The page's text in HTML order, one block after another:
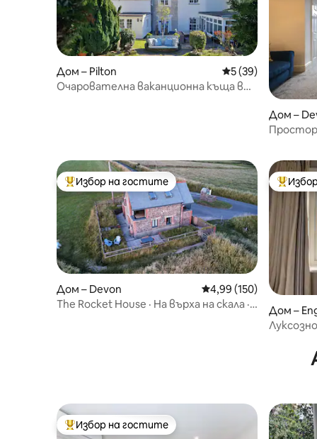
Дом – Pilton Средна оценка: 5
5 (39)
Очарователна ваканционна къща в
Дом –
Най-популярен избор на гостите
Избор на гостите
Дом – Devon Средна оценка: 4,99
4,99 (150)
The Rocket House · На върха на скала ·
Най-
Дом –
Най-популярен избор на гостите
Избор на гостите